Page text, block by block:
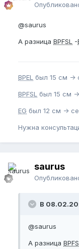
@saurus
А разница BPFSL -
BPEL был 15 см ->
BPFSL был 15 см -
EG был 12 см ->
Нужна
saurus
В
@saurus
А разница